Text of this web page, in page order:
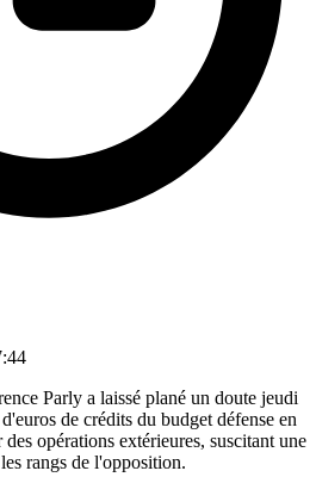
Parly a laissé plané un doute jeudi
de crédits du budget défense en
opérations extérieures, suscitant une
rangs de l'opposition.